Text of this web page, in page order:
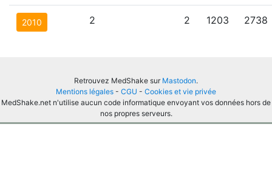
2010 2 2 1203 2738
Retrouvez MedShake sur Mastodon.
Mentions légales - CGU - Cookies et vie privée
MedShake.net n'utilise aucun code informatique envoyant vos données hors de
nos propres serveurs.